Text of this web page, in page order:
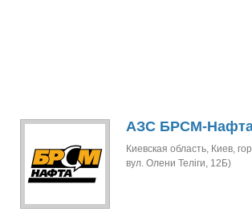
АЗС БРСМ-Нафта
Киевская область, Киев,
вул. Олени Теліги, 12Б)